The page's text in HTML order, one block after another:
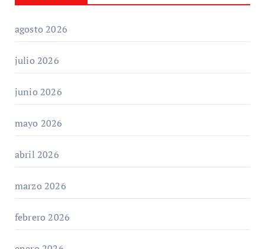
agosto 2026
julio 2026
junio 2026
mayo 2026
abril 2026
marzo 2026
febrero 2026